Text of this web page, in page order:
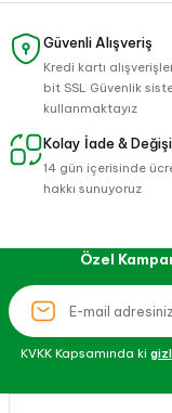
Güvenli Alışveriş
Kredi kartı
bit SSL Güvenlik
kullanmaktayız
Kolay İade &
14 gün içerisinde
hakkı sunuyoruz
Özel
KVKK Kapsamında ki